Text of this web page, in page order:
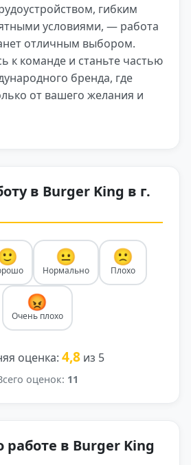
гибким
условиями, — работа
отличным выбором.
к команде и станьте частью
бренда, где
от вашего желания и
в Burger King в г.
😐
Нормально
🙁
Плохо
😡
Очень плохо
оценка: 4,8 из 5
оценок: 11
в Burger King